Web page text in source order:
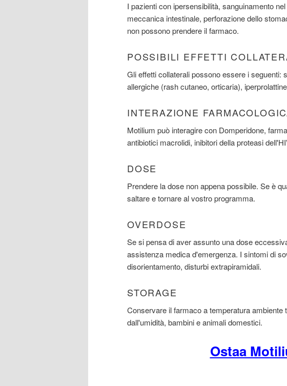
I pazienti con ipersensibilità, sanguinamento
meccanica intestinale, perforazione dello
non possono prendere il farmaco.
POSSIBILI EFFETTI
Gli effetti collaterali possono essere i seguenti:
allergiche (rash cutaneo, orticaria),
INTERAZIONE
Motilium può interagire con Domperidone,
antibiotici macrolidi, inibitori della proteasi
DOSE
Prendere la dose non appena possibile. Se è
saltare e tornare al vostro programma.
OVERDOSE
Se si pensa di aver assunto una dose
assistenza medica d'emergenza. I sintomi di
disorientamento, disturbi extrapiramidali.
STORAGE
Conservare il farmaco a temperatura ambiente
dall'umidità, bambini e animali domestici.
Ostaa